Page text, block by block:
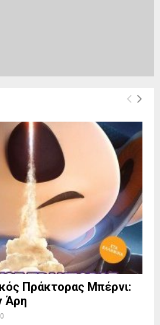
Πράκτορας Μπέρνι:
Άρη
0